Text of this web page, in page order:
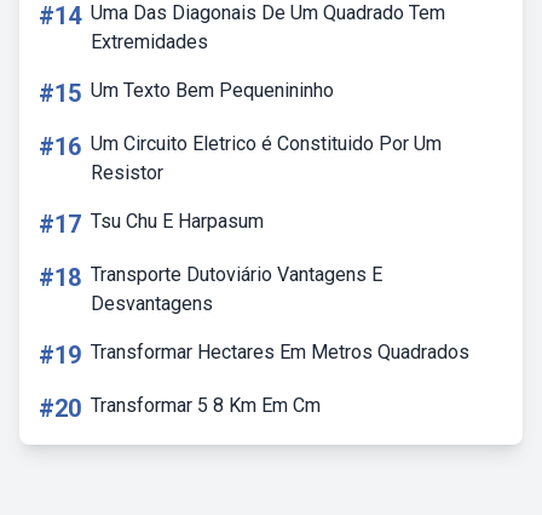
#14 Uma Das Diagonais De Um Quadrado Tem
Extremidades
#15 Um Texto Bem Pequenininho
#16 Um Circuito Eletrico é Constituido Por Um
Resistor
#17 Tsu Chu E Harpasum
#18 Transporte Dutoviário Vantagens E
Desvantagens
#19 Transformar Hectares Em Metros Quadrados
#20 Transformar 5 8 Km Em Cm